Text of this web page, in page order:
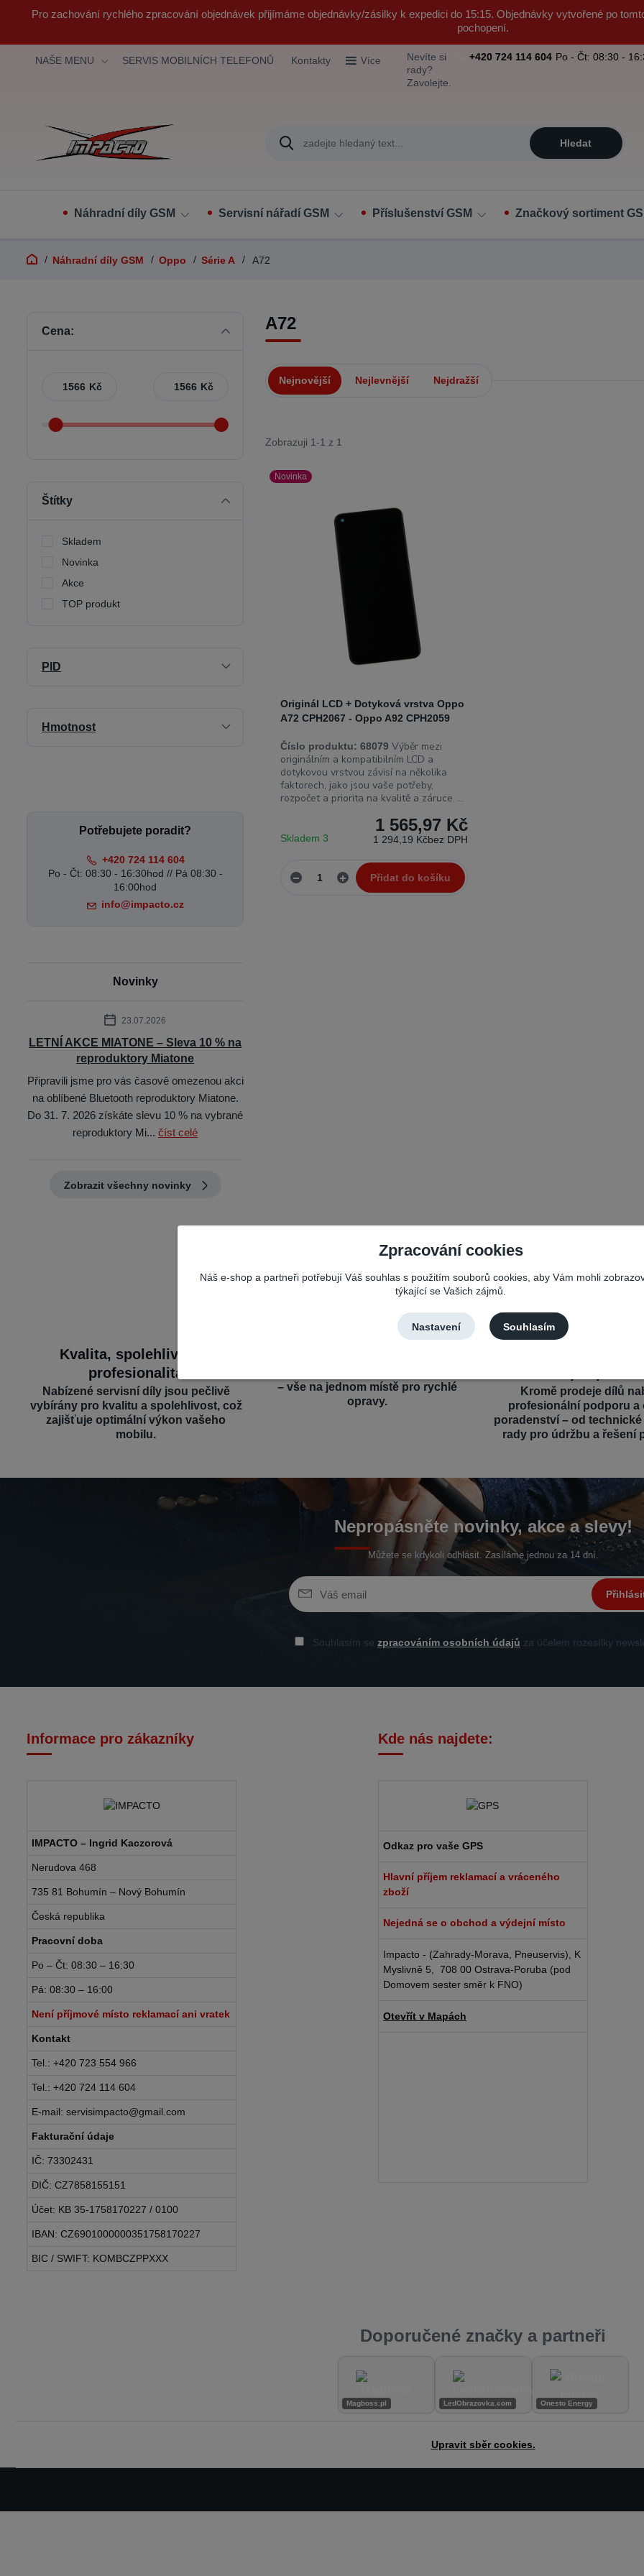
Pro zachování rychlého zpracování objednávek přijímáme objednávky/zásilky k expedici do 15:15. Objednávky vytvořené po
pochopení.
NAŠE MENU SERVIS MOBILNÍCH TELEFONŮ Kontakty Více
Hledat
Nevíte si
rady?
Zavolejte.
+420 724 114 604 Po - Čt: 08:30 -
Náhradní díly GSM Servisní nářadí GSM Příslušenství GSM Značkový sortiment
Náhradní díly GSM Oppo Série A A72
A72
Nejnovější Nejlevnější Nejdražší
Zobrazuji 1-1 z 1
Novinka
Originál LCD + Dotyková vrstva Oppo
A72 CPH2067 - Oppo A92 CPH2059
Číslo produktu: 68079 Výběr mezi
originálním a kompatibilním LCD a
dotykovou vrstvou závisí na několika
faktorech, jako jsou vaše potřeby,
rozpočet a priorita na kvalitě a záruce. ...
1 565,97 Kč
1 294,19 Kčbez DPH
Skladem 3
Přidat do košíku
Cena:
Kč Kč
Štítky
Skladem
Novinka
Akce
TOP produkt
PID
Hmotnost
Potřebujete poradit?
+420 724 114 604
Po - Čt: 08:30 - 16:30hod // Pá 08:30 -
16:00hod
info@impacto.cz
Novinky
23.07.2026
LETNÍ AKCE MIATONE – Sleva 10 % na
reproduktory Miatone
Připravili jsme pro vás časově omezenou akci
na oblíbené Bluetooth reproduktory Miatone.
Do 31. 7. 2026 získáte slevu 10 % na vybrané
reproduktory Mi...číst celé
Zobrazit všechny novinky
Kvalita, spolehlivost a
profesionalita
Nabízené servisní díly jsou pečlivě
vybírány pro kvalitu a spolehlivost, což
zajišťuje optimální výkon vašeho
mobilu.
– vše na jednom místě pro rychlé
opravy.
Kromě prodeje dílů
profesionální podporu a
poradenství – od
rady pro údržbu a řešení
Nepropásněte novinky, akce a slevy!
Můžete se kdykoli odhlásit. Zasíláme jednou za 14 dní.
Souhlasím se zpracováním osobních údajů za účelem rozesílky
Informace pro zákazníky
IMPACTO – Ingrid Kaczorová
Nerudova 468
735 81 Bohumín – Nový Bohumín
Česká republika
Pracovní doba
Po – Čt: 08:30 – 16:30
Pá: 08:30 – 16:00
Není příjmové místo reklamací ani vratek
Kontakt
Tel.: +420 723 554 966
Tel.: +420 724 114 604
E-mail: servisimpacto@gmail.com
Fakturační údaje
IČ: 73302431
DIČ: CZ7858155151
Účet: KB 35-1758170227 / 0100
IBAN: CZ6901000000351758170227
BIC / SWIFT: KOMBCZPPXXX
Kde nás najdete:
Odkaz pro vaše GPS
Hlavní příjem reklamací a vráceného
zboží
Nejedná se o obchod a výdejní místo
Impacto - (Zahrady-Morava, Pneuservis), K
Myslivně 5, 708 00 Ostrava-Poruba (pod
Domovem sester směr k FNO)
Otevřít v Mapách
Doporučené značky a partneři
Magboss.pl LedObrazovka.com Onesto Energy
Upravit sběr cookies.
Zpracování cookies
Náš e-shop a partneři potřebují Váš souhlas s použitím souborů cookies, aby Vám mohli
týkající se Vašich zájmů.
Nastavení Souhlasím